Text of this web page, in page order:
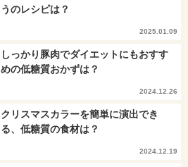
うのレシピは？
2025.01.09
しっかり豚肉でダイエットにもおすす
めの低糖質おかずは？
2024.12.26
クリスマスカラーを簡単に演出でき
る、低糖質の食材は？
2024.12.19